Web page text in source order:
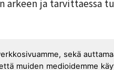
ja tarvittaessa
sekä
muiden medioidemme